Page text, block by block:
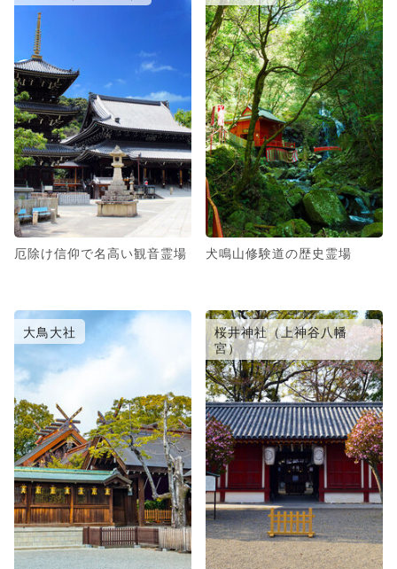
厄除け信仰で名高い観音霊場 犬鳴山修験道の歴史霊場
大鳥大社
桜井神社（上神谷八幡
宮）